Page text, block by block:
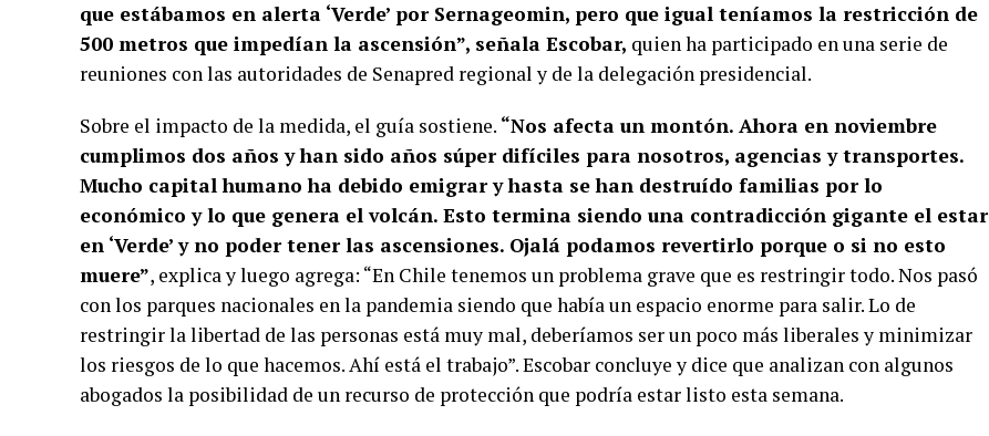
que estábamos en alerta ‘Verde’ por Sernageomin, pero que igual teníamos la restricción de
500 metros que impedían la ascensión”, señala Escobar, quien ha participado en una serie de
reuniones con las autoridades de Senapred regional y de la delegación presidencial.
Sobre el impacto de la medida, el guía sostiene. “Nos afecta un montón. Ahora en noviembre
cumplimos dos años y han sido años súper difíciles para nosotros, agencias y transportes.
Mucho capital humano ha debido emigrar y hasta se han destruído familias por lo
económico y lo que genera el volcán. Esto termina siendo una contradicción gigante el estar
en ‘Verde’ y no poder tener las ascensiones. Ojalá podamos revertirlo porque o si no esto
muere”, explica y luego agrega: “En Chile tenemos un problema grave que es restringir todo. Nos pasó
con los parques nacionales en la pandemia siendo que había un espacio enorme para salir. Lo de
restringir la libertad de las personas está muy mal, deberíamos ser un poco más liberales y minimizar
los riesgos de lo que hacemos. Ahí está el trabajo”. Escobar concluye y dice que analizan con algunos
abogados la posibilidad de un recurso de protección que podría estar listo esta semana.